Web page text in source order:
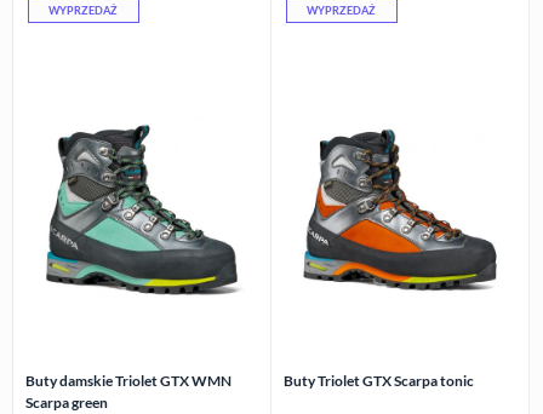
WYPRZEDAŻ
Buty damskie Triolet GTX WMN
Scarpa green
WYPRZEDAŻ
Buty Triolet GTX Scarpa tonic